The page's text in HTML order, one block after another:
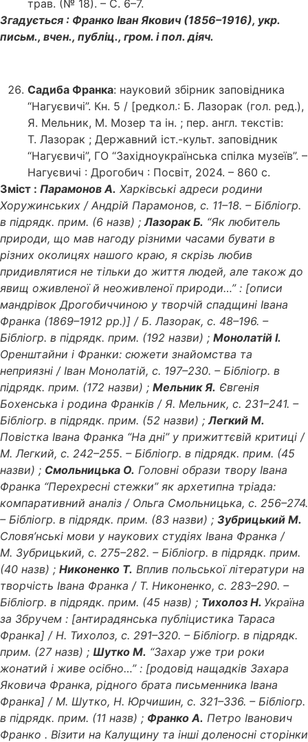
трав. (№ 18). – С. 6–7.
Згадується : Франко Іван Якович (1856–1916), укр.
письм., вчен., публіц., гром. і пол. діяч.
Садиба Франка: науковий збірник заповідника
“Нагуєвичі”. Кн. 5 / [редкол.: Б. Лазорак (гол. ред.),
Я. Мельник, М. Мозер та ін. ; пер. англ. текстів:
Т. Лазорак ; Державний іст.-культ. заповідник
“Нагуєвичі”, ГО “Західноукраїнська спілка музеїв”. –
Нагуєвичі : Дрогобич : Посвіт, 2024. – 860 с.
Зміст : Парамонов А. Харківські адреси родини
Хоружинських / Андрій Парамонов, с. 11–18. – Бібліогр.
в підрядк. прим. (6 назв) ; Лазорак Б. “Як любитель
природи, що мав нагоду різними часами бувати в
різних околицях нашого краю, я скрізь любив
придивлятися не тільки до життя людей, але також до
явищ оживленої й неоживленої природи…” : [описи
мандрівок Дрогобиччиною у творчій спадщині Івана
Франка (1869–1912 рр.)] / Б. Лазорак, с. 48–196. –
Бібліогр. в підрядк. прим. (192 назви) ; Монолатій І.
Оренштайни і Франки: сюжети знайомства та
неприязні / Іван Монолатій, с. 197–230. – Бібліогр. в
підрядк. прим. (172 назви) ; Мельник Я. Євгенія
Бохенська і родина Франків / Я. Мельник, с. 231–241. –
Бібліогр. в підрядк. прим. (52 назви) ; Легкий М.
Повістка Івана Франка “На дні” у прижиттєвій критиці /
М. Легкий, с. 242–255. – Бібліогр. в підрядк. прим. (45
назви) ; Смольницька О. Головні образи твору Івана
Франка “Перехресні стежки” як архетипна тріада:
компаративний аналіз / Ольга Смольницька, с. 256–274.
– Бібліогр. в підрядк. прим. (83 назви) ; Зубрицький М.
Словя’нські мови у наукових студіях Івана Франка /
М. Зубрицький, с. 275–282. – Бібліогр. в підрядк. прим.
(40 назв) ; Никоненко Т. Вплив польської літератури на
творчість Івана Франка / Т. Никоненко, с. 283–290. –
Бібліогр. в підрядк. прим. (45 назв) ; Тихолоз Н. Україна
за Збручем : [антирадянська публіцистика Тараса
Франка] / Н. Тихолоз, с. 291–320. – Бібліогр. в підрядк.
прим. (27 назв) ; Шутко М. “Захар уже три роки
жонатий і живе осібно…” : [родовід нащадків Захара
Яковича Франка, рідного брата письменника Івана
Франка] / М. Шутко, Н. Юрчишин, с. 321–336. – Бібліогр.
в підрядк. прим. (11 назв) ; Франко А. Петро Іванович
Франко . Візити на Калущину та інші доленосні сторінки